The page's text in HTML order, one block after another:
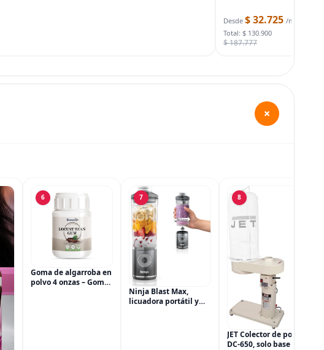
Desde$ 32.725/mes
Total: $ 130.900
$ 187.777
+
6
Goma de algarroba en
polvo 4 onzas – Goma
7
Ninja Blast Max,
licuadora portátil y
8
JET Colector de polvo
DC-650, solo base de